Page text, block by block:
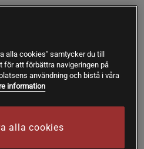
Rawpowder. Används till
En god och kryddstark rot.
alla cookies" samtycker du till
för att förbättra navigeringen på
användning och bistå i våra
information
alla cookies